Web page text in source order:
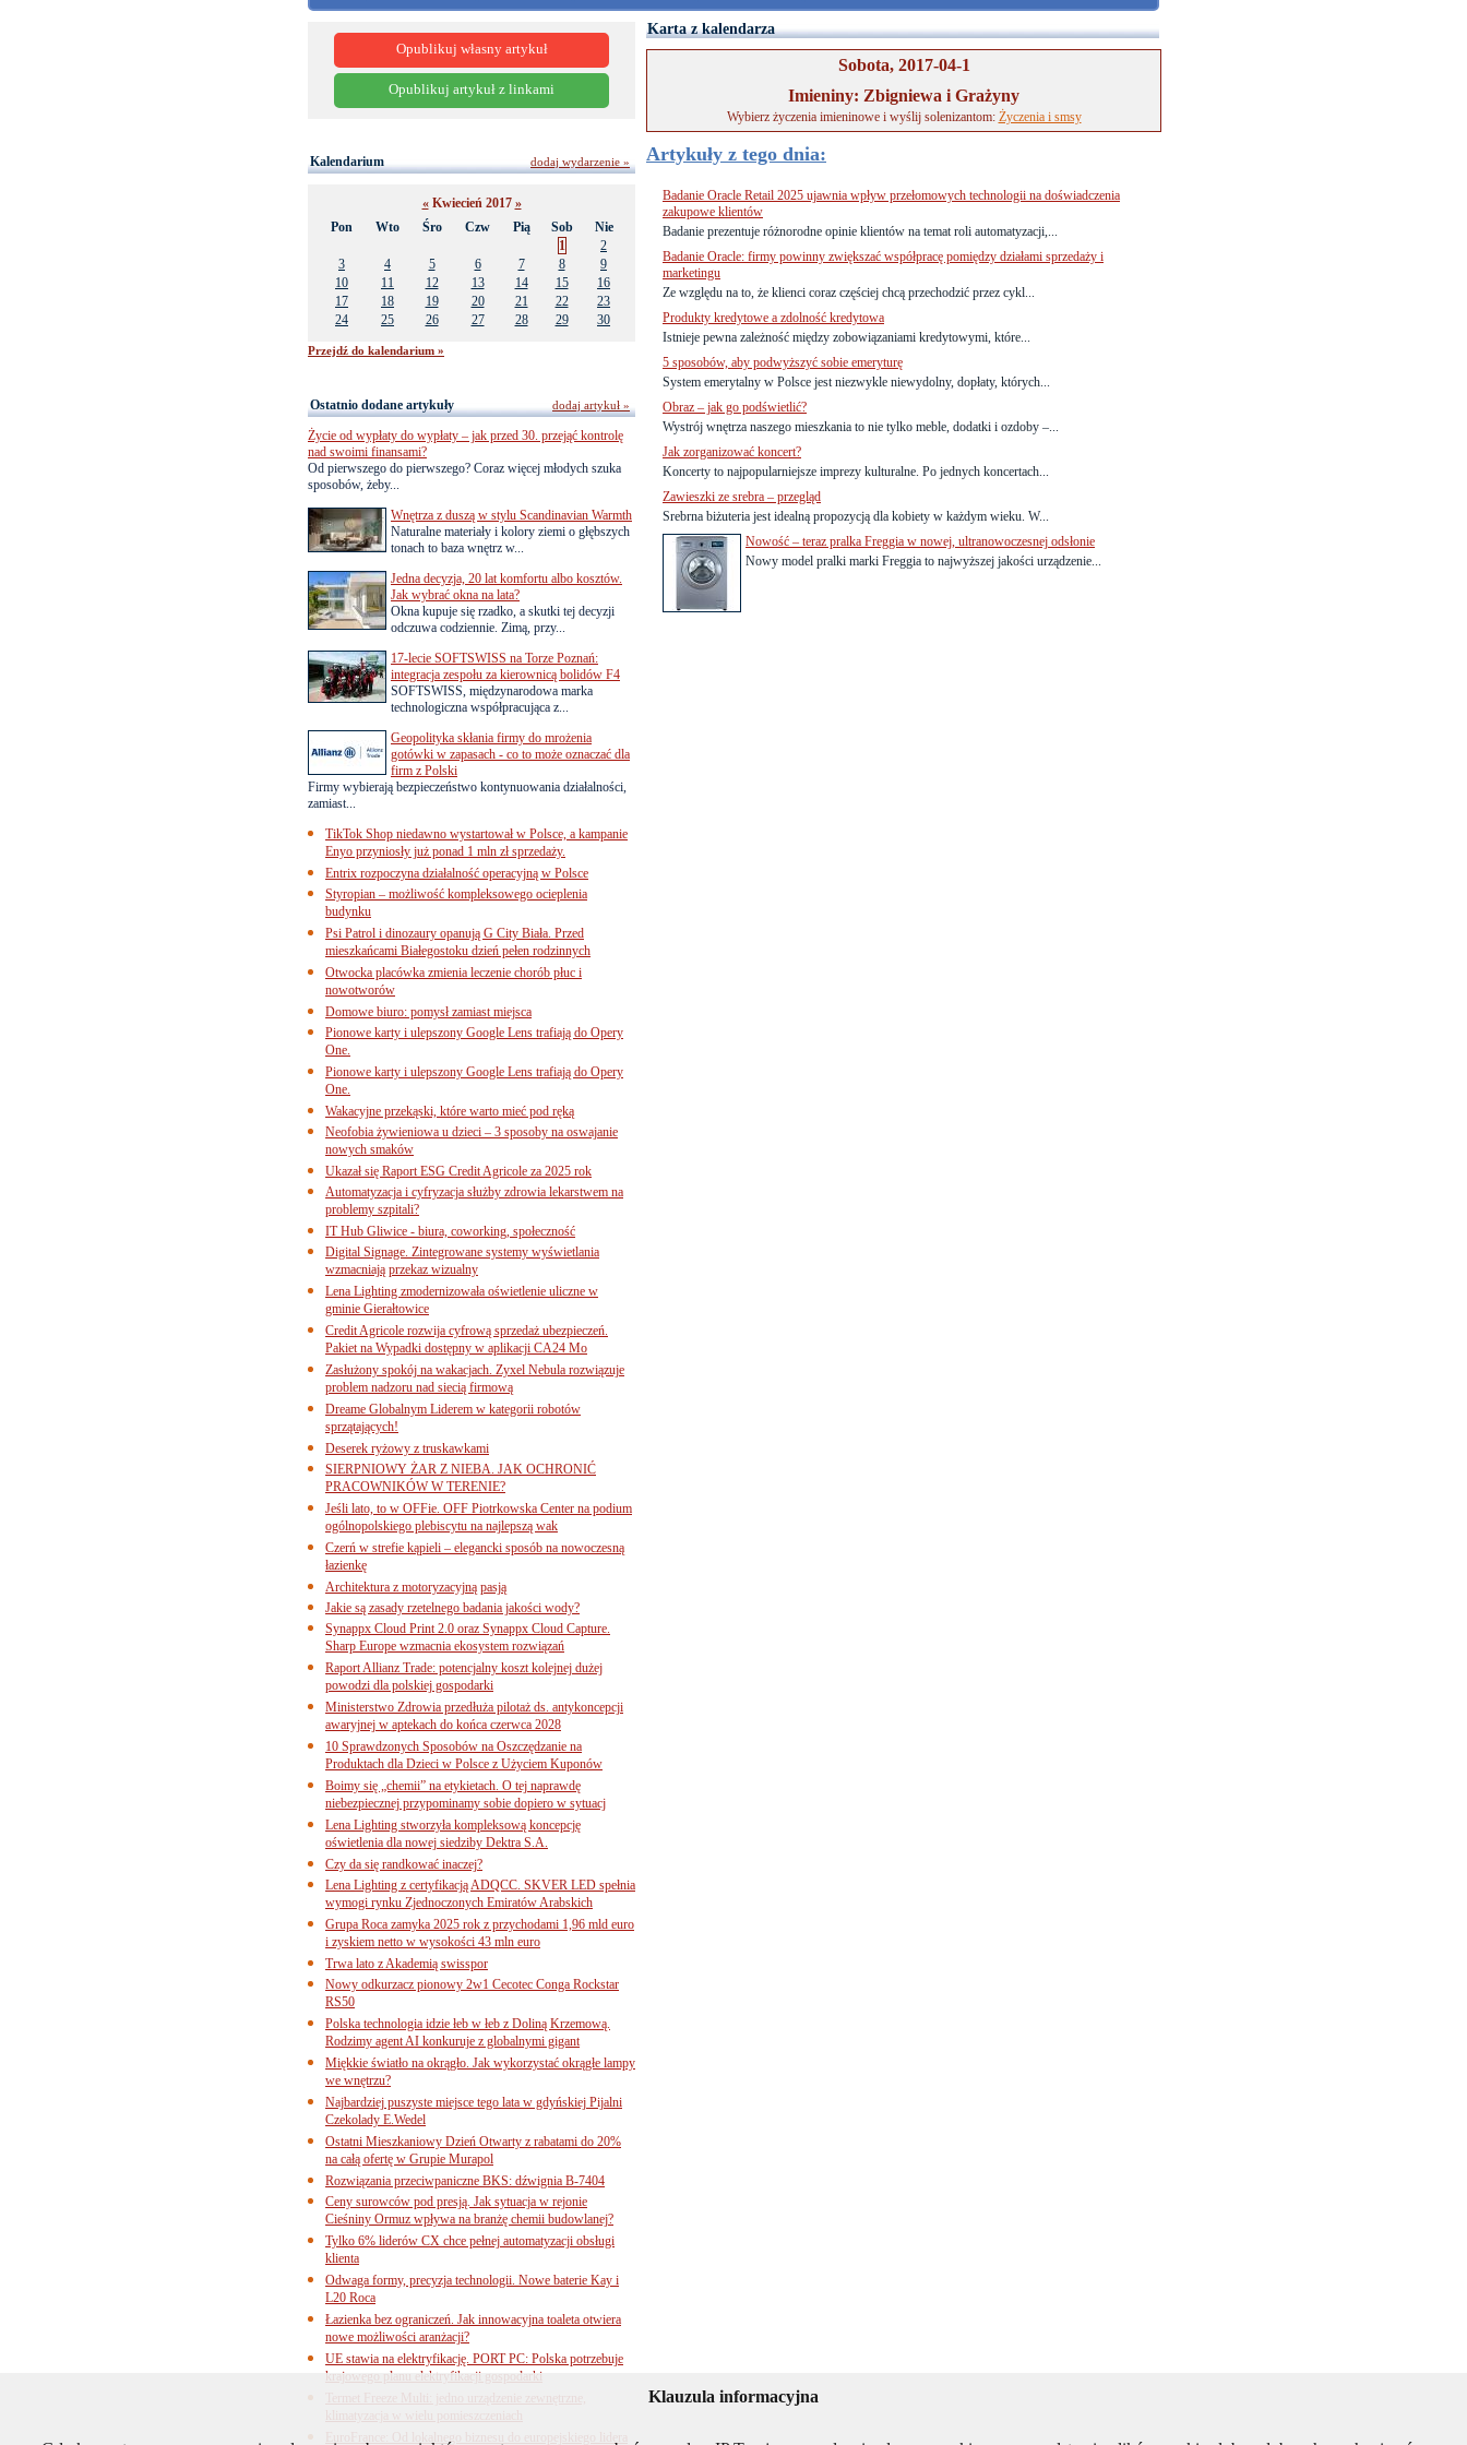
Karta z kalendarza
Sobota, 2017-04-1
Imieniny: Zbigniewa i Grażyny
Wybierz życzenia imieninowe i wyślij solenizantom: Życzenia i smsy
Artykuły z tego dnia:
Badanie Oracle Retail 2025 ujawnia wpływ przełomowych technologii na doświadczenia
zakupowe klientów
Badanie prezentuje różnorodne opinie klientów na temat roli automatyzacji,...
Badanie Oracle: firmy powinny zwiększać współpracę pomiędzy działami sprzedaży i
marketingu
Ze względu na to, że klienci coraz częściej chcą przechodzić przez cykl...
Produkty kredytowe a zdolność kredytowa
Istnieje pewna zależność między zobowiązaniami kredytowymi, które...
5 sposobów, aby podwyższyć sobie emeryturę
System emerytalny w Polsce jest niezwykle niewydolny, dopłaty, których...
Obraz – jak go podświetlić?
Wystrój wnętrza naszego mieszkania to nie tylko meble, dodatki i ozdoby –...
Jak zorganizować koncert?
Koncerty to najpopularniejsze imprezy kulturalne. Po jednych koncertach...
Zawieszki ze srebra – przegląd
Srebrna biżuteria jest idealną propozycją dla kobiety w każdym wieku. W...
Nowość – teraz pralka Freggia w nowej, ultranowoczesnej odsłonie
Nowy model pralki marki Freggia to najwyższej jakości urządzenie...
Opublikuj własny artykuł
Opublikuj artykuł z linkami
Kalendarium
«Kwiecień 2017 »
Pon
Wto Śro Czw Pią Sob
Nie
1
2
3
4 5 6 7 8
9
10
11 12 13 14 15
16
17
18 19 20 21 22
23
24
25 26 27 28 29 30
Przejdź do kalendarium »
dodaj wydarzenie »
Ostatnio dodane artykuły
Życie od wypłaty do wypłaty – jak przed 30. przejąć kontrolę
nad swoimi finansami?
Od pierwszego do pierwszego? Coraz więcej młodych szuka
sposobów, żeby...
Wnętrza z duszą w stylu Scandinavian Warmth
Naturalne materiały i kolory ziemi o głębszych
tonach to baza wnętrz w...
Jedna decyzja, 20 lat komfortu albo kosztów.
Jak wybrać okna na lata?
Okna kupuje się rzadko, a skutki tej decyzji
odczuwa codziennie. Zimą, przy...
17-lecie SOFTSWISS na Torze Poznań:
integracja zespołu za kierownicą bolidów F4
SOFTSWISS, międzynarodowa marka
technologiczna współpracująca z...
Geopolityka skłania firmy do mrożenia
gotówki w zapasach - co to może oznaczać dla
firm z Polski
Firmy wybierają bezpieczeństwo kontynuowania działalności,
zamiast...
TikTok Shop niedawno wystartował w Polsce, a kampanie
Enyo przyniosły już ponad 1 mln zł sprzedaży.
Entrix rozpoczyna działalność operacyjną w Polsce
Styropian – możliwość kompleksowego ocieplenia
budynku
Psi Patrol i dinozaury opanują G City Biała. Przed
mieszkańcami Białegostoku dzień pełen rodzinnych
Otwocka placówka zmienia leczenie chorób płuc i
nowotworów
Domowe biuro: pomysł zamiast miejsca
Pionowe karty i ulepszony Google Lens trafiają do Opery
One.
Pionowe karty i ulepszony Google Lens trafiają do Opery
One.
Wakacyjne przekąski, które warto mieć pod ręką
Neofobia żywieniowa u dzieci – 3 sposoby na oswajanie
nowych smaków
Ukazał się Raport ESG Credit Agricole za 2025 rok
Automatyzacja i cyfryzacja służby zdrowia lekarstwem na
problemy szpitali?
IT Hub Gliwice - biura, coworking, społeczność
Digital Signage. Zintegrowane systemy wyświetlania
wzmacniają przekaz wizualny
Lena Lighting zmodernizowała oświetlenie uliczne w
gminie Gierałtowice
Credit Agricole rozwija cyfrową sprzedaż ubezpieczeń.
Pakiet na Wypadki dostępny w aplikacji CA24 Mo
Zasłużony spokój na wakacjach. Zyxel Nebula rozwiązuje
problem nadzoru nad siecią firmową
Dreame Globalnym Liderem w kategorii robotów
sprzątających!
Deserek ryżowy z truskawkami
SIERPNIOWY ŻAR Z NIEBA. JAK OCHRONIĆ
PRACOWNIKÓW W TERENIE?
Jeśli lato, to w OFFie. OFF Piotrkowska Center na podium
ogólnopolskiego plebiscytu na najlepszą wak
Czerń w strefie kąpieli – elegancki sposób na nowoczesną
łazienkę
Architektura z motoryzacyjną pasją
Jakie są zasady rzetelnego badania jakości wody?
Synappx Cloud Print 2.0 oraz Synappx Cloud Capture.
Sharp Europe wzmacnia ekosystem rozwiązań
Raport Allianz Trade: potencjalny koszt kolejnej dużej
powodzi dla polskiej gospodarki
Ministerstwo Zdrowia przedłuża pilotaż ds. antykoncepcji
awaryjnej w aptekach do końca czerwca 2028
10 Sprawdzonych Sposobów na Oszczędzanie na
Produktach dla Dzieci w Polsce z Użyciem Kuponów
Boimy się „chemii” na etykietach. O tej naprawdę
niebezpiecznej przypominamy sobie dopiero w sytuacj
Lena Lighting stworzyła kompleksową koncepcję
oświetlenia dla nowej siedziby Dektra S.A.
Czy da się randkować inaczej?
Lena Lighting z certyfikacją ADQCC. SKVER LED spełnia
wymogi rynku Zjednoczonych Emiratów Arabskich
Grupa Roca zamyka 2025 rok z przychodami 1,96 mld euro
i zyskiem netto w wysokości 43 mln euro
Trwa lato z Akademią swisspor
Nowy odkurzacz pionowy 2w1 Cecotec Conga Rockstar
RS50
Polska technologia idzie łeb w łeb z Doliną Krzemową.
Rodzimy agent AI konkuruje z globalnymi gigant
Miękkie światło na okrągło. Jak wykorzystać okrągłe lampy
we wnętrzu?
Najbardziej puszyste miejsce tego lata w gdyńskiej Pijalni
Czekolady E.Wedel
Ostatni Mieszkaniowy Dzień Otwarty z rabatami do 20%
na całą ofertę w Grupie Murapol
Rozwiązania przeciwpaniczne BKS: dźwignia B-7404
Ceny surowców pod presją. Jak sytuacja w rejonie
Cieśniny Ormuz wpływa na branżę chemii budowlanej?
Tylko 6% liderów CX chce pełnej automatyzacji obsługi
klienta
Odwaga formy, precyzja technologii. Nowe baterie Kay i
L20 Roca
Łazienka bez ograniczeń. Jak innowacyjna toaleta otwiera
nowe możliwości aranżacji?
UE stawia na elektryfikację. PORT PC: Polska potrzebuje
krajowego planu elektryfikacji gospodarki
Termet Freeze Multi: jedno urządzenie zewnętrzne,
klimatyzacja w wielu pomieszczeniach
EuroFrance: Od lokalnego biznesu do europejskiego lidera
dodaj artykuł »
Klauzula informacyjna